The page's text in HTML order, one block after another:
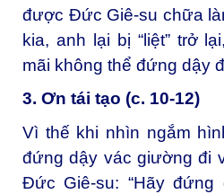
được Đức Giê-su chữa
kia, anh lại bị “liệt” trở
mãi không thể đứng dậy
3. Ơn tái tạo (c. 10-12)
Vì thế khi nhìn ngắm
đứng dậy vác giường đi
Đức Giê-su: “Hãy đứng